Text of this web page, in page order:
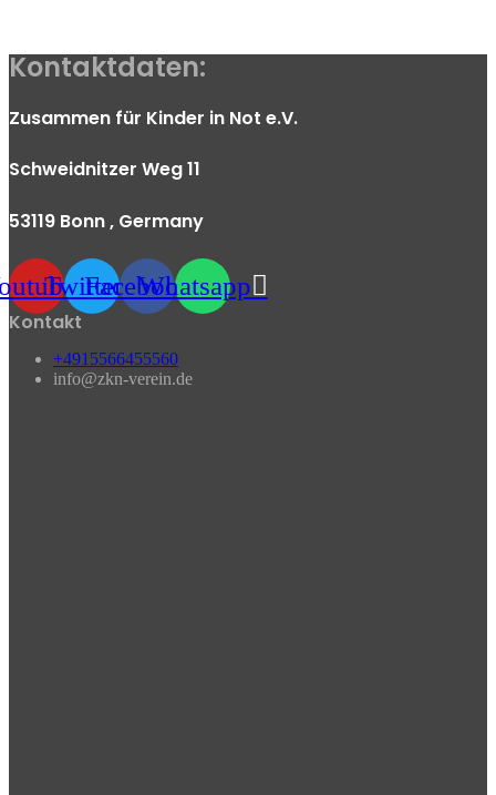
Kontaktdaten:
Zusammen für Kinder in Not e.V.
Schweidnitzer Weg 11
53119 Bonn, Germany
TwitterFacebookWhatsapp
Kontakt
+4915566455560
info@zkn-verein.de